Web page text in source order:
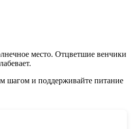
место. Отцветшие венчики
шагом и поддерживайте питание